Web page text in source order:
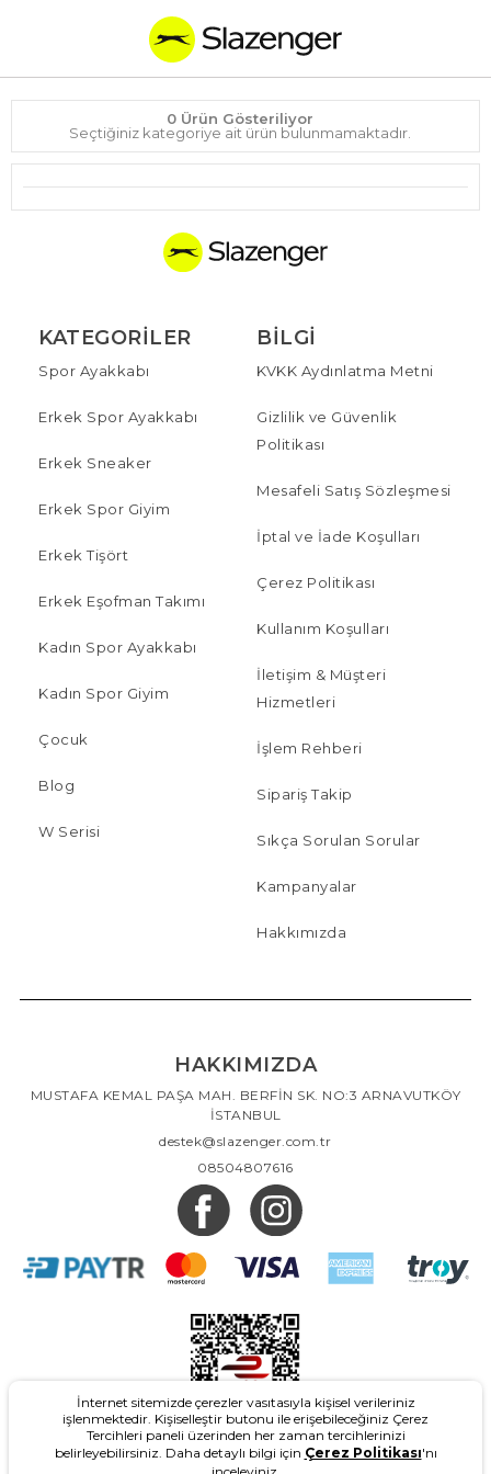
0 Ürün Gösteriliyor
Seçtiğiniz kategoriye ait ürün bulunmamaktadır.
KATEGORILER
Spor Ayakkabı
Erkek Spor Ayakkabı
Erkek Sneaker
Erkek Spor Giyim
Erkek Tişört
Erkek Eşofman Takımı
Kadın Spor Ayakkabı
Kadın Spor Giyim
Çocuk
Blog
W Serisi
BILGI
KVKK Aydınlatma Metni
Gizlilik ve Güvenlik
Politikası
Mesafeli Satış Sözleşmesi
İptal ve İade Koşulları
Çerez Politikası
Kullanım Koşulları
İletişim & Müşteri
Hizmetleri
İşlem Rehberi
Sipariş Takip
Sıkça Sorulan Sorular
Kampanyalar
Hakkımızda
HAKKIMIZDA
MUSTAFA KEMAL PAŞA MAH. BERFİN SK. NO:3 ARNAVUTKÖY
İSTANBUL
destek@slazenger.com.tr
08504807616
İnternet sitemizde çerezler vasıtasıyla kişisel verileriniz
işlenmektedir. Kişiselleştir butonu ile erişebileceğiniz Çerez
Tercihleri paneli üzerinden her zaman tercihlerinizi
belirleyebilirsiniz. Daha detaylı bilgi için Çerez Politikası'nı